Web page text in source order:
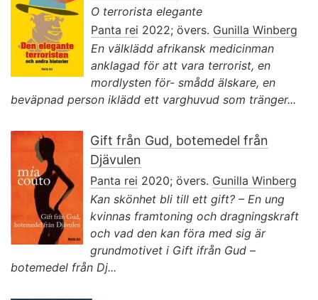
O terrorista elegante
Panta rei 2022; övers. Gunilla Winberg
En välklädd afrikansk medicinman
anklagad för att vara terrorist, en
mordlysten för- smådd älskare, en
beväpnad person iklädd ett varghuvud som tränger...
Gift från Gud, botemedel från
Djävulen
Panta rei 2020; övers. Gunilla Winberg
Kan skönhet bli till ett gift? – En ung
kvinnas framtoning och dragningskraft
och vad den kan föra med sig är
grundmotivet i Gift ifrån Gud –
botemedel från Dj...